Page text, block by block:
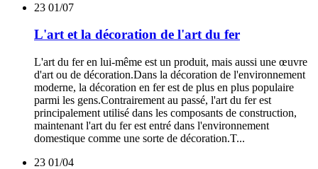
23 01/07
L'art et la décoration de l'art du fer
L'art du fer en lui-même est un produit, mais aussi une œuvre
d'art ou de décoration.Dans la décoration de l'environnement
moderne, la décoration en fer est de plus en plus populaire
parmi les gens.Contrairement au passé, l'art du fer est
principalement utilisé dans les composants de construction,
maintenant l'art du fer est entré dans l'environnement
domestique comme une sorte de décoration.T...
23 01/04